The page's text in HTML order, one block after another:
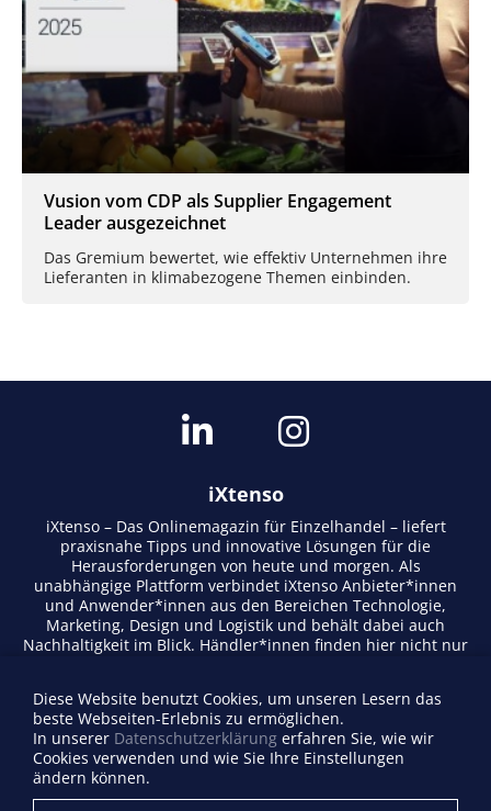
Vusion vom CDP als Supplier Engagement
Leader ausgezeichnet
Das Gremium bewertet, wie effektiv Unternehmen ihre
Lieferanten in klimabezogene Themen einbinden.
iXtenso
iXtenso – Das Onlinemagazin für Einzelhandel – liefert
praxisnahe Tipps und innovative Lösungen für die
Herausforderungen von heute und morgen. Als
unabhängige Plattform verbindet iXtenso Anbieter*innen
und Anwender*innen aus den Bereichen Technologie,
Marketing, Design und Logistik und behält dabei auch
Nachhaltigkeit im Blick. Händler*innen finden hier nicht nur
lebendigen Schreibstil und relevantem Content fördert das
Magazin den Austausch innerhalb der Retail-Community.
Ob digitale Trends oder praktische Alltagstipps – iXtenso
macht Wissen für den Handel zugänglich.
Diese Website benutzt Cookies, um unseren Lesern das
beste Webseiten-Erlebnis zu ermöglichen.
In unserer Datenschutzerklärung erfahren Sie, wie wir
Cookies verwenden und wie Sie Ihre Einstellungen
ändern können.